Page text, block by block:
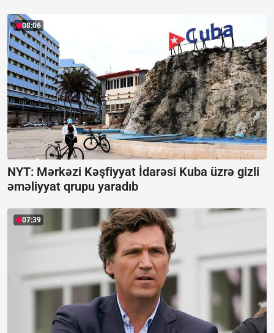
08:06
NYT: Mərkəzi Kəşfiyyat İdarəsi Kuba üzrə gizli
əməliyyat qrupu yaradıb
07:39